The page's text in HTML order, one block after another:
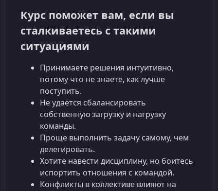
Курс поможет вам, если вы
сталкиваетесь с такими
ситуациями
Принимаете решения интуитивно,
потому что не знаете, как лучше
поступить.
Не удаётся сбалансировать
собственную загрузку и нагрузку
команды.
Проще выполнить задачу самому, чем
делегировать.
Хотите навести дисциплину, но боитесь
испортить отношения с командой.
Конфликты в коллективе влияют на